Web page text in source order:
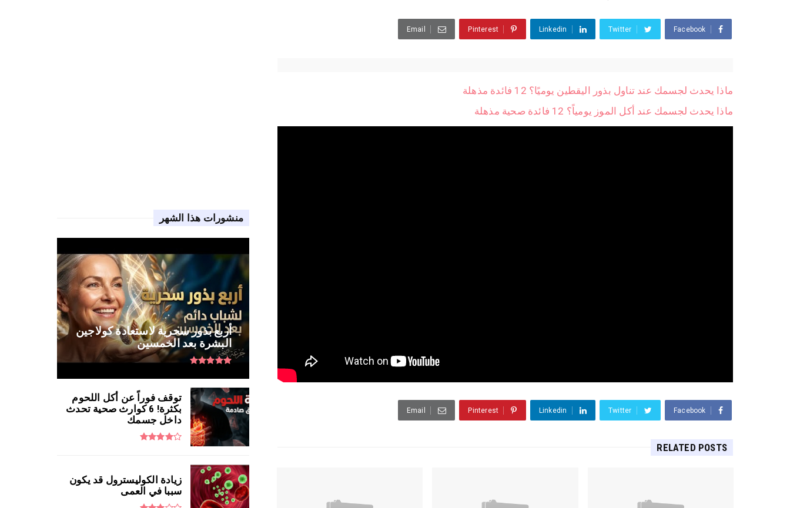
Facebook
Twitter
Linkedin
Pinterest
Email
ماذا يحدث لجسمك عند تناول بذور اليقطين يوميًا؟ 12 فائدة مذهلة
ماذا يحدث لجسمك عند أكل الموز يومياً؟ 12 فائدة صحية مذهلة
Facebook
Twitter
Linkedin
Pinterest
Email
RELATED POSTS
منشورات هذا الشهر
أربع بذور سحرية لاستعادة كولاجين
البشرة بعد الخمسين
توقف فوراً عن أكل اللحوم
بكثرة! 6 كوارث صحية تحدث
داخل جسمك
زيادة الكوليسترول قد يكون
سببا في العمى